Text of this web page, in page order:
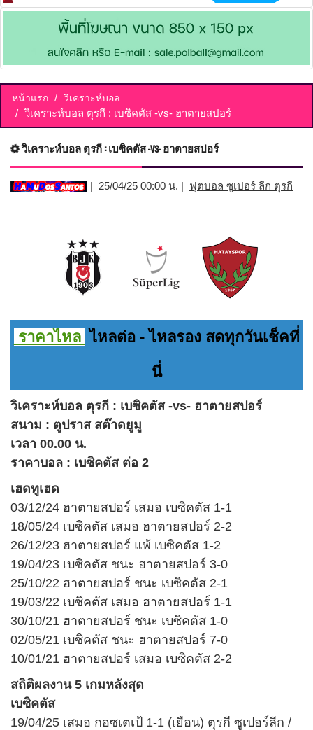
หน้าแรก วิเคราะห์บอล
วิเคราะห์บอล ตุรกี : เบซิคตัส -vs- ฮาตายสปอร์
วิเคราะห์บอล ตุรกี : เบซิคตัส -vs- ฮาตายสปอร์
| 25/04/25 00:00 น. | ฟุตบอล ซูเปอร์ ลีก ตุรกี
ราคาไหล ไหลต่อ - ไหลรอง สดทุกวันเช็คที่
นี่
วิเคราะห์บอล ตุรกี : เบซิคตัส -vs- ฮาตายสปอร์
สนาม : ตูปราส สต๊าดยูมู
เวลา 00.00 น.
ราคาบอล : เบซิคตัส ต่อ 2
เฮดทูเฮด
03/12/24 ฮาตายสปอร์ เสมอ เบซิคตัส 1-1
18/05/24 เบซิคตัส เสมอ ฮาตายสปอร์ 2-2
26/12/23 ฮาตายสปอร์ แพ้ เบซิคตัส 1-2
19/04/23 เบซิคตัส ชนะ ฮาตายสปอร์ 3-0
25/10/22 ฮาตายสปอร์ ชนะ เบซิคตัส 2-1
19/03/22 เบซิคตัส เสมอ ฮาตายสปอร์ 1-1
30/10/21 ฮาตายสปอร์ ชนะ เบซิคตัส 1-0
02/05/21 เบซิคตัส ชนะ ฮาตายสปอร์ 7-0
10/01/21 ฮาตายสปอร์ เสมอ เบซิคตัส 2-2
สถิติผลงาน 5 เกมหลังสุด
เบซิคตัส
19/04/25 เสมอ กอซเตเป้ 1-1 (เยือน) ตุรกี ซูเปอร์ลีก /